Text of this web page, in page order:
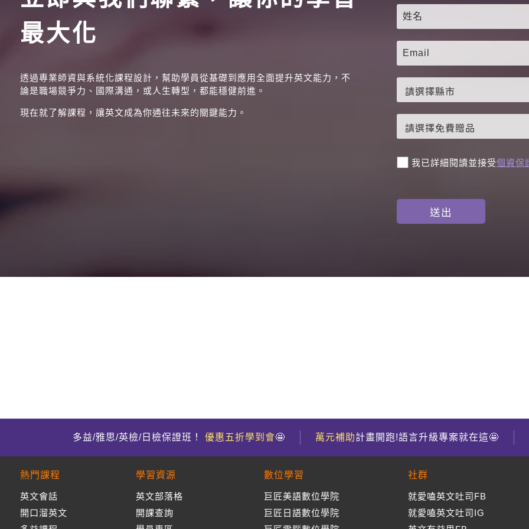
最大化
透過專業師資與系統化課程設計，幫助學員從基礎到應用全面提升英文能力，不
論是職場競爭力、國際溝通，或人生轉型，都能穩健前進。
現在就了解課程，讓英文成為你通往未來的關鍵能力。
我已詳細閱讀並接受個資保
多益/雅思/英檢/日檢保證班！ 優惠五折學到會🤩 萬元補助計畫開跑!語言升級專案就在這🤩
熱門課程
英文會話
開口溜英文
學習資源
英文部落格
開課查詢
數位學習
巨匠美語數位學院
巨匠日語數位學院
社群
就愛嗑英文吐司FB
就愛嗑英文吐司IG